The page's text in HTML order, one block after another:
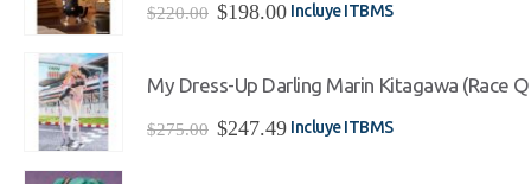
$220.00 El
era:
$220.00.
$198.00El
es:
$198.00.
Incluye ITBMS
My Dress-Up Darling Marin Kitagawa (Race
$275.00 El
$247.49ElIncluye ITBMS